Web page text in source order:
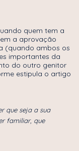
quem tem a
a aprovação
(quando ambos os
importantes da
do outro genitor
estipula o artigo
que seja a sua
familiar, que